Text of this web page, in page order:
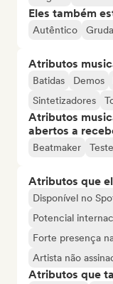
Eles também
Autêntico
Atributos
Batidas Demos
Sintetizadores
Atributos
abertos a
Beatmaker
Atributos que
Disponível no
Potencial
Forte presença
Artista não
Atributos que